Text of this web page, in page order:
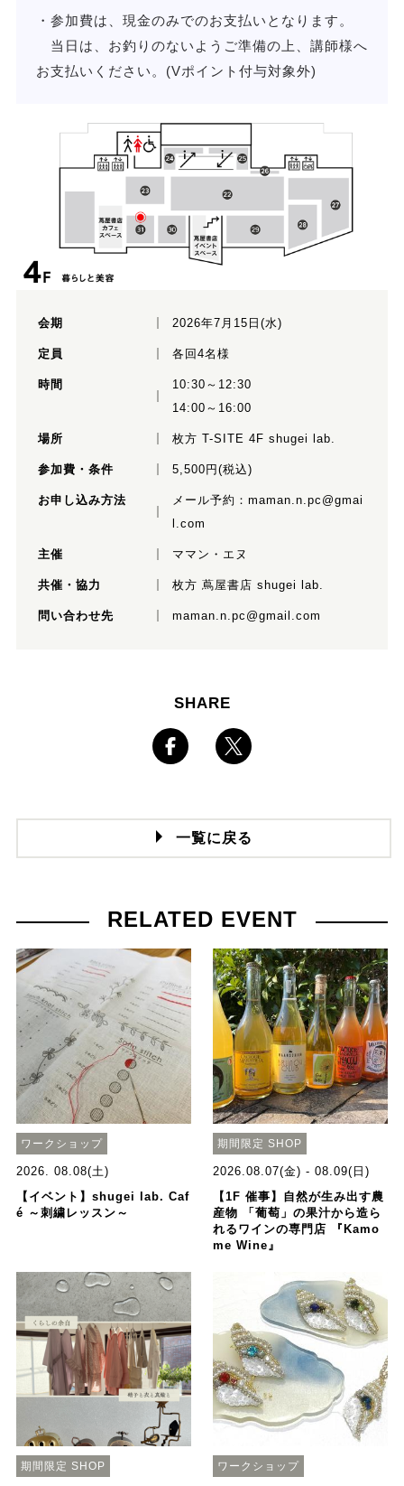
・参加費は、現金のみでのお支払いとなります。
当日は、お釣りのないようご準備の上、講師様へ
お支払いください。(Vポイント付与対象外)
会期 2026年7月15日(水)
定員 各回4名様
時間
10:30～12:30
14:00～16:00
場所 枚方 T-SITE 4F shugei lab.
参加費・条件 5,500円(税込)
お申し込み方法 メール予約： maman.n.pc@gmai
l.com
主催 ママン・エヌ
共催・協力 枚方 蔦屋書店 shugei lab.
問い合わせ先 maman.n.pc@gmail.com
SHARE
一覧に戻る
RELATED EVENT
ワークショップ
2026. 08.08(土)
【イベント】shugei lab. Caf
é ～刺繍レッスン～
期間限定 SHOP
2026.08.07(金) - 08.09(日)
【1F 催事】自然が生み出す農
産物 「葡萄」の果汁から造ら
れるワインの専門店 『Kamo
me Wine』
期間限定 SHOP ワークショップ